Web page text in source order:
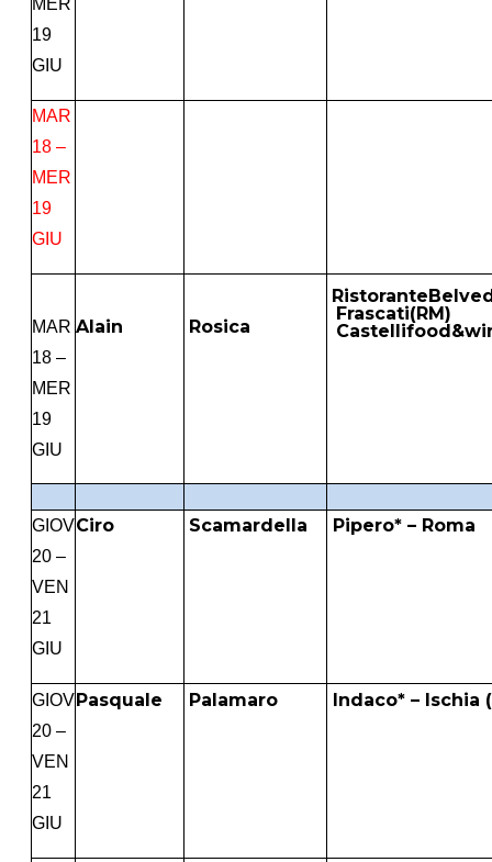
MER
19
GIU
MAR
18 –
MER
19
GIU
MAR
18 –
MER
19
GIU
Alain Rosica
Frascati(RM)
GIOV
20 –
VEN
21
GIU
Ciro Scamardella Pipero* – Roma
GIOV
20 –
VEN
21
GIU
Pasquale Palamaro Indaco* – Ischia